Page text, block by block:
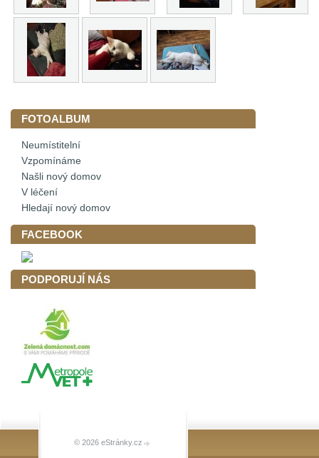
FOTOALBUM
Neumístitelní
Vzpomínáme
Našli nový domov
V léčení
Hledají nový domov
FACEBOOK
PODPORUJÍ NÁS
© 2026 eStránky.cz